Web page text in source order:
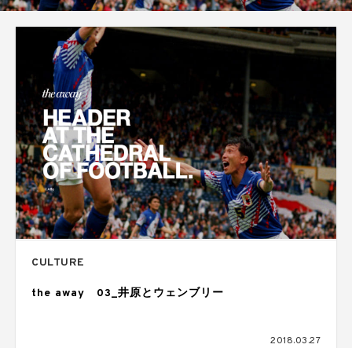
CULTURE
the away 03_井原とウェンブリー
2018.03.27